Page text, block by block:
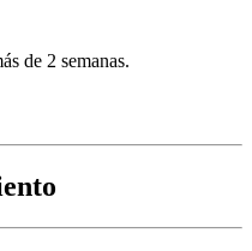
de 2 semanas.